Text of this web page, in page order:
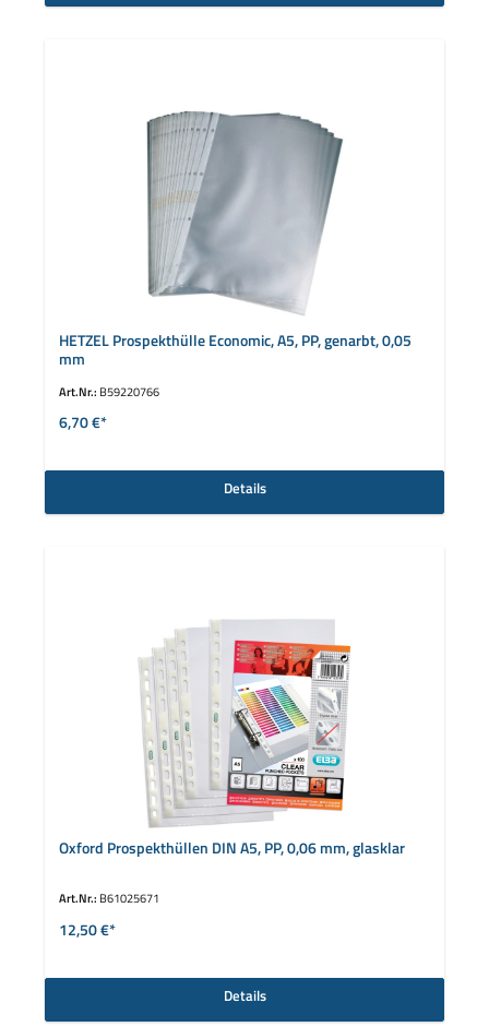
HETZEL Prospekthülle Economic, A5, PP, genarbt, 0,05
mm
Art.Nr.: B59220766
6,70 €*
Details
Oxford Prospekthüllen DIN A5, PP, 0,06 mm, glasklar
Art.Nr.: B61025671
12,50 €*
Details